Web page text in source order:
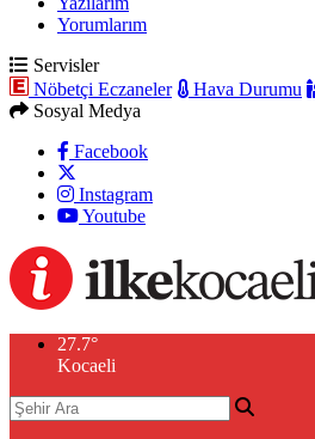
Yorumlarım
Servisler
Nöbetçi Eczaneler
Hava Durumu
Sosyal Medya
Facebook
Instagram
Youtube
27.7°
Kocaeli